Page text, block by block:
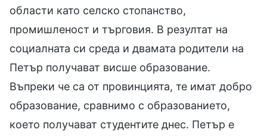
области като селско стопанство,
промишленост и търговия. В резултат на
социалната си среда и двамата родители на
Петър получават висше образование.
Въпреки че са от провинцията, те имат добро
образование, сравнимо с образованието,
което получават студентите днес. Петър е